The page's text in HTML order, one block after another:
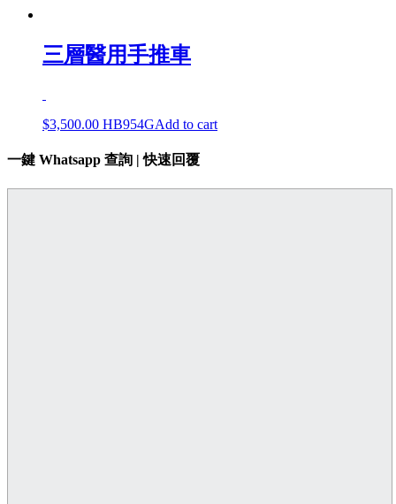
三層醫用手推車
$3,500.00 HB954GAdd to cart
一鍵 Whatsapp 查詢 | 快速回覆